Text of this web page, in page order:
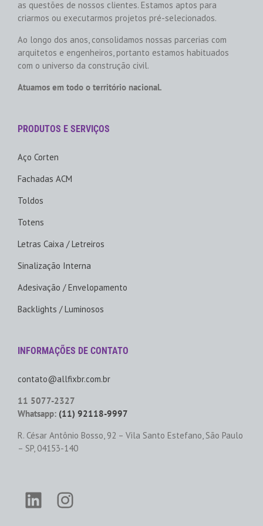
as questões de nossos clientes. Estamos aptos para
criarmos ou executarmos projetos pré-selecionados.
Ao longo dos anos, consolidamos nossas parcerias com
arquitetos e engenheiros, portanto estamos habituados
com o universo da construção civil.
Atuamos em todo o território nacional.
PRODUTOS E SERVIÇOS
Aço Corten
Fachadas ACM
Toldos
Totens
Letras Caixa / Letreiros
Sinalização Interna
Adesivação / Envelopamento
Backlights / Luminosos
INFORMAÇÕES DE CONTATO
contato@allfixbr.com.br
11 5077-2327
Whatsapp: (11) 92118-9997
R. César Antônio Bosso, 92 – Vila Santo Estefano, São Paulo
– SP, 04153-140
LinkedIn